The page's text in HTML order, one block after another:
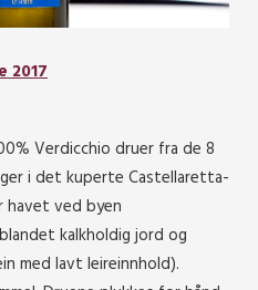
2017
Verdicchio druer fra de 8
i det kuperte Castellaretta-
ved byen
kalkholdig jord og
med lavt leireinnhold).